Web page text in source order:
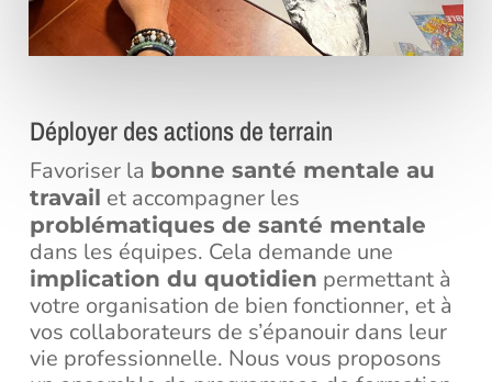
Déployer des actions de terrain
Favoriser la bonne santé mentale au
travail et accompagner les
problématiques de santé mentale
dans les équipes. Cela demande une
implication du quotidien permettant à
votre organisation de bien fonctionner, et à
vos collaborateurs de s’épanouir dans leur
vie professionnelle. Nous vous proposons